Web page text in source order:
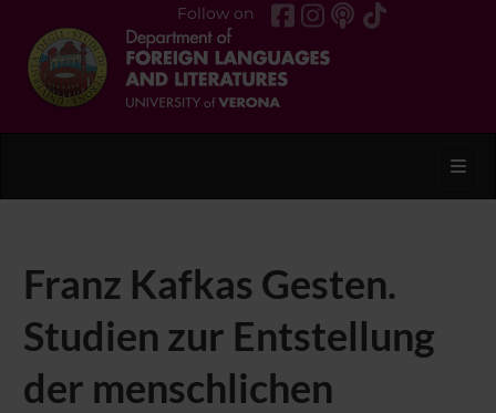
Follow on
Franz Kafkas Gesten.
Studien zur Entstellung
der menschlichen